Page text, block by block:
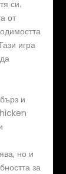
си.
от
игра
и
но и
за